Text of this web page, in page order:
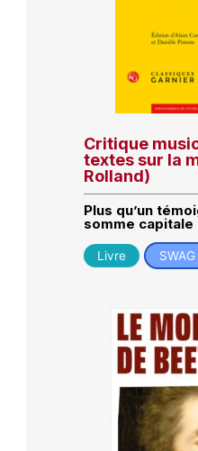
Critique
textes sur la
Rolland)
Plus qu’un
somme capitale
Livre SWAG